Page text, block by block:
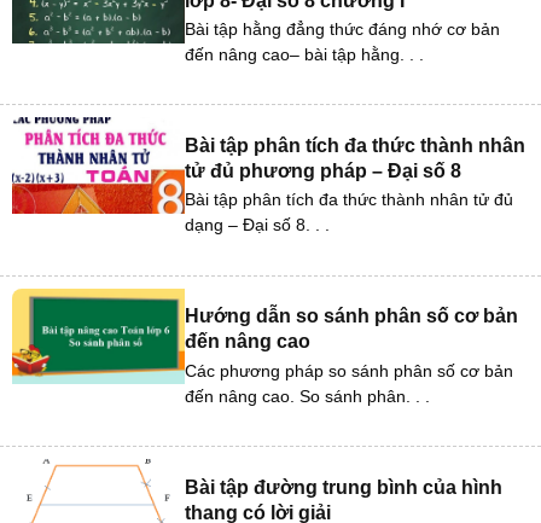
Bài tập hằng đẳng thức đáng nhớ cơ bản
đến nâng cao– bài tập hằng. . .
Bài tập phân tích đa thức thành nhân
tử đủ phương pháp – Đại số 8
Bài tập phân tích đa thức thành nhân tử đủ
dạng – Đại số 8. . .
Hướng dẫn so sánh phân số cơ bản
đến nâng cao
Các phương pháp so sánh phân số cơ bản
đến nâng cao. So sánh phân. . .
Bài tập đường trung bình của hình
thang có lời giải